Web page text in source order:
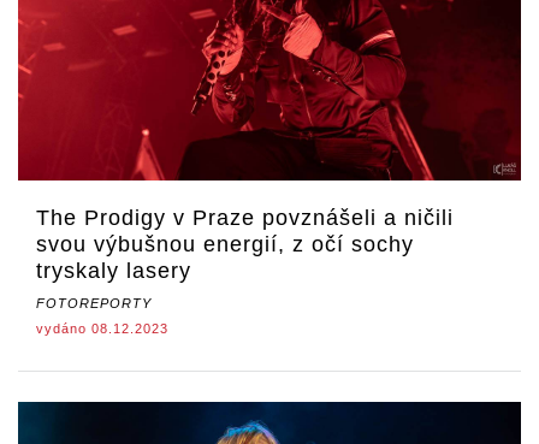
The Prodigy v Praze povznášeli a ničili
svou výbušnou energií, z očí sochy
tryskaly lasery
FOTOREPORTY
vydáno 08.12.2023